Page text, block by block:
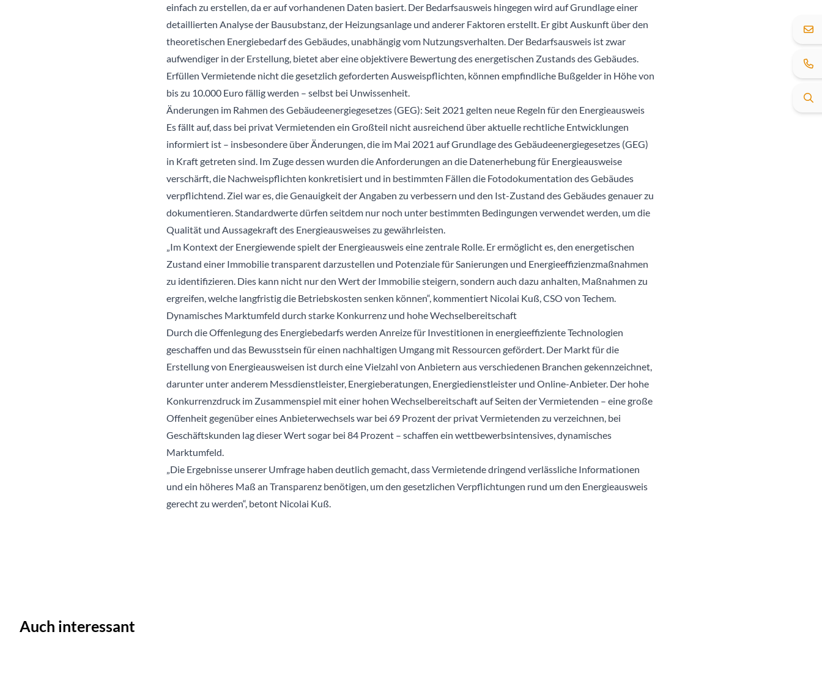
einfach zu erstellen, da er auf vorhandenen Daten basiert. Der Bedarfsausweis hingegen wird auf Grundlage einer
detaillierten Analyse der Bausubstanz, der Heizungsanlage und anderer Faktoren erstellt. Er gibt Auskunft über den
theoretischen Energiebedarf des Gebäudes, unabhängig vom Nutzungsverhalten. Der Bedarfsausweis ist zwar
aufwendiger in der Erstellung, bietet aber eine objektivere Bewertung des energetischen Zustands des Gebäudes.
Erfüllen Vermietende nicht die gesetzlich geforderten Ausweispflichten, können empfindliche Bußgelder in Höhe von
bis zu 10.000 Euro fällig werden – selbst bei Unwissenheit.
Änderungen im Rahmen des Gebäudeenergiegesetzes (GEG): Seit 2021 gelten neue Regeln für den Energieausweis
Es fällt auf, dass bei privat Vermietenden ein Großteil nicht ausreichend über aktuelle rechtliche Entwicklungen
informiert ist – insbesondere über Änderungen, die im Mai 2021 auf Grundlage des Gebäudeenergiegesetzes (GEG)
in Kraft getreten sind. Im Zuge dessen wurden die Anforderungen an die Datenerhebung für Energieausweise
verschärft, die Nachweispflichten konkretisiert und in bestimmten Fällen die Fotodokumentation des Gebäudes
verpflichtend. Ziel war es, die Genauigkeit der Angaben zu verbessern und den Ist-Zustand des Gebäudes genauer zu
dokumentieren. Standardwerte dürfen seitdem nur noch unter bestimmten Bedingungen verwendet werden, um die
Qualität und Aussagekraft des Energieausweises zu gewährleisten.
„Im Kontext der Energiewende spielt der Energieausweis eine zentrale Rolle. Er ermöglicht es, den energetischen
Zustand einer Immobilie transparent darzustellen und Potenziale für Sanierungen und Energieeffizienzmaßnahmen
zu identifizieren. Dies kann nicht nur den Wert der Immobilie steigern, sondern auch dazu anhalten, Maßnahmen zu
ergreifen, welche langfristig die Betriebskosten senken können“, kommentiert Nicolai Kuß, CSO von Techem.
Dynamisches Marktumfeld durch starke Konkurrenz und hohe Wechselbereitschaft
Durch die Offenlegung des Energiebedarfs werden Anreize für Investitionen in energieeffiziente Technologien
geschaffen und das Bewusstsein für einen nachhaltigen Umgang mit Ressourcen gefördert. Der Markt für die
Erstellung von Energieausweisen ist durch eine Vielzahl von Anbietern aus verschiedenen Branchen gekennzeichnet,
darunter unter anderem Messdienstleister, Energieberatungen, Energiedienstleister und Online-Anbieter. Der hohe
Konkurrenzdruck im Zusammenspiel mit einer hohen Wechselbereitschaft auf Seiten der Vermietenden – eine große
Offenheit gegenüber eines Anbieterwechsels war bei 69 Prozent der privat Vermietenden zu verzeichnen, bei
Geschäftskunden lag dieser Wert sogar bei 84 Prozent – schaffen ein wettbewerbsintensives, dynamisches
Marktumfeld.
„Die Ergebnisse unserer Umfrage haben deutlich gemacht, dass Vermietende dringend verlässliche Informationen
und ein höheres Maß an Transparenz benötigen, um den gesetzlichen Verpflichtungen rund um den Energieausweis
gerecht zu werden“, betont Nicolai Kuß.
Auch interessant